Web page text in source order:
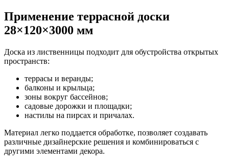
Применение террасной доски
28×120×3000 мм
Доска из лиственницы подходит для обустройства открытых
пространств:
террасы и веранды;
балконы и крыльца;
зоны вокруг бассейнов;
садовые дорожки и площадки;
настилы на пирсах и причалах.
Материал легко поддается обработке, позволяет создавать
различные дизайнерские решения и комбинироваться с
другими элементами декора.